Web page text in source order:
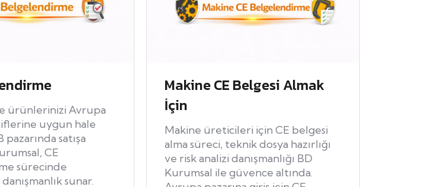
ürünlerinizi Avrupa
uygun hale
satışa
CE
sürecinde
sunar.
Makine CE Belgesi Almak
İçin
Makine üreticileri için CE belgesi
alma süreci, teknik dosya hazırlığı
ve risk analizi danışmanlığı BD
Kurumsal ile güvence altında.